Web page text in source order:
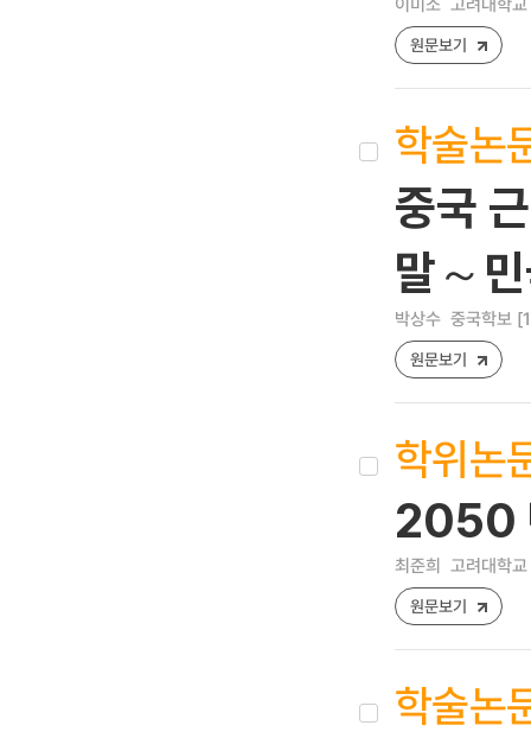
원문보기
학술논
중국
말～
박상수 중국학보
원문보기
학위논
2050
최준희 고려대학
원문보기
학술논